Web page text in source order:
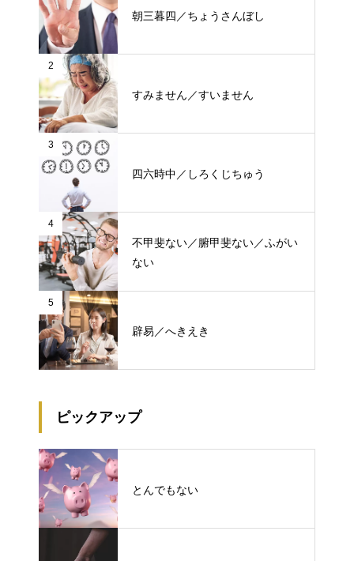
朝三暮四／ちょうさんぼし
2
すみません／すいません
3
四六時中／しろくじちゅう
4
不甲斐ない／腑甲斐ない／ふがい
ない
5
辟易／へきえき
ピックアップ
とんでもない